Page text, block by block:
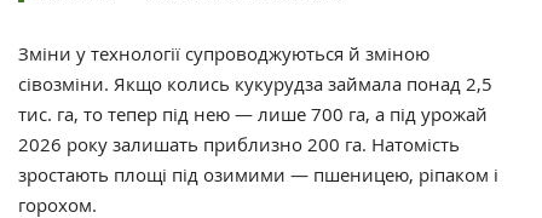
Зміни у технології супроводжуються й зміною
сівозміни. Якщо колись кукурудза займала понад 2,5
тис. га, то тепер під нею — лише 700 га, а під урожай
2026 року залишать приблизно 200 га. Натомість
зростають площі під озимими — пшеницею, ріпаком і
горохом.